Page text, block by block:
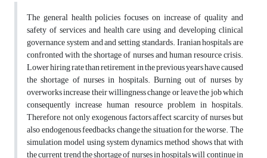
The general health policies focuses on increase of quality and
safety of services and health care using and developing clinical
governance system and and setting standards. Iranian hospitals are
confronted with the shortage of nurses and human resource crisis.
Lower hiring rate than retirement in the previous years have caused
the shortage of nurses in hospitals. Burning out of nurses by
overworks increase their willingness change or leave the job which
consequently increase human resource problem in hospitals.
Therefore, not only exogenous factors affect scarcity of nurses but
also endogenous feedbacks change the situation for the worse. The
simulation model using system dynamics method shows that with